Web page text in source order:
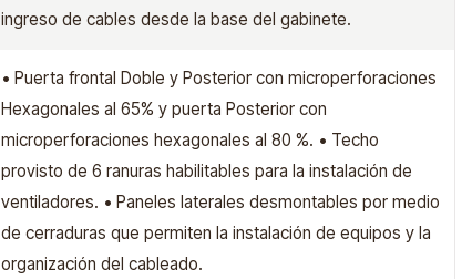
ingreso de cables desde la base del gabinete.
• Puerta frontal Doble y Posterior con microperforaciones
Hexagonales al 65% y puerta Posterior con
microperforaciones hexagonales al 80 %. • Techo
provisto de 6 ranuras habilitables para la instalación de
ventiladores. • Paneles laterales desmontables por medio
de cerraduras que permiten la instalación de equipos y la
organización del cableado.